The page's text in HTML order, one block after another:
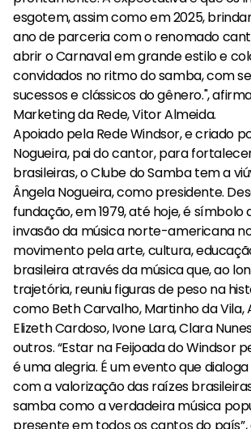
esgotem, assim como em 2025,
ano de parceria com o renomado
abrir o Carnaval em grande estilo e
convidados no ritmo do samba, com
sucessos e clássicos do gênero.",
Marketing da Rede, Vitor Almeida.
Apoiado pela Rede Windsor, e criado
Nogueira, pai do cantor, para
brasileiras, o Clube do Samba tem a
Ângela Nogueira, como presidente.
fundação, em 1979, até hoje, é símbolo
invasão da música norte-americana
movimento pela arte, cultura,
brasileira através da música que, ao
trajetória, reuniu figuras de peso na
como Beth Carvalho, Martinho da Vila,
Elizeth Cardoso, Ivone Lara, Clara
outros. “Estar na Feijoada do Windsor
é uma alegria. É um evento que
com a valorização das raízes
samba como a verdadeira música